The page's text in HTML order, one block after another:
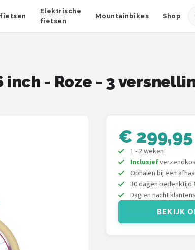
Elektrische
fietsen
Mountainbikes Shop
- Roze - 3
€ 299,95
1 - 2 weken
Inclusief
Ophalen bij een
30 dagen bedenktijd
Dag en nacht
BEKIJK